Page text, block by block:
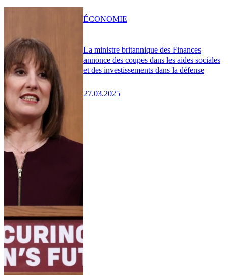
La ministre britannique des Finances
annonce des coupes dans les aides sociales
et des investissements dans la défense
27.03.2025
ÉCONOMIE